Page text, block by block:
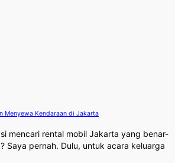
Menyewa Kendaraan di Jakarta
mencari rental mobil Jakarta yang benar-
Saya pernah. Dulu, untuk acara keluarga